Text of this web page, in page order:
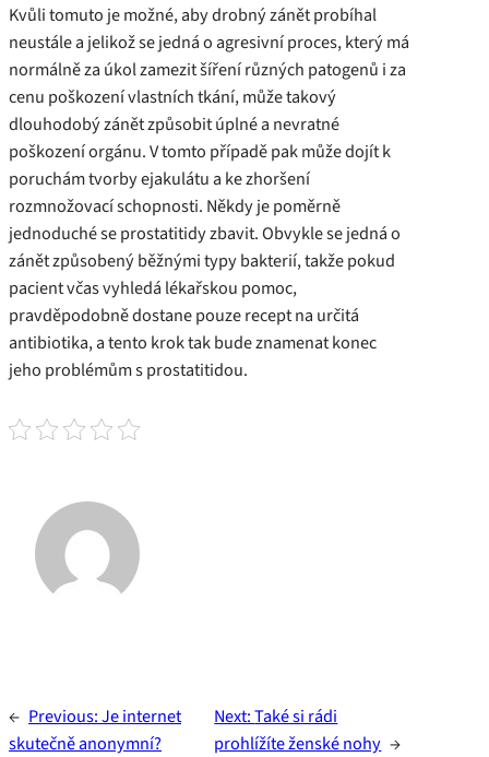
Kvůli tomuto je možné, aby drobný zánět probíhal
neustále a jelikož se jedná o agresivní proces, který má
normálně za úkol zamezit šíření různých patogenů i za
cenu poškození vlastních tkání, může takový
dlouhodobý zánět způsobit úplné a nevratné
poškození orgánu. V tomto případě pak může dojít k
poruchám tvorby ejakulátu a ke zhoršení
rozmnožovací schopnosti. Někdy je poměrně
jednoduché se prostatitidy zbavit. Obvykle se jedná o
zánět způsobený běžnými typy bakterií, takže pokud
pacient včas vyhledá lékařskou pomoc,
pravděpodobně dostane pouze recept na určitá
antibiotika, a tento krok tak bude znamenat konec
jeho problémům s prostatitidou.
← Previous:Je internet
skutečně anonymní?
Next:Také si rádi
prohlížíte ženské nohy →